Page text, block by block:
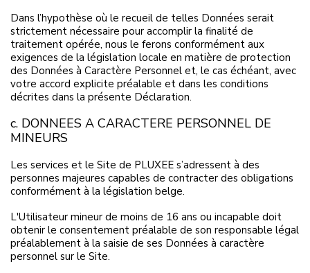
Dans l’hypothèse où le recueil de telles Données serait
strictement nécessaire pour accomplir la finalité de
traitement opérée, nous le ferons conformément aux
exigences de la législation locale en matière de protection
des Données à Caractère Personnel et, le cas échéant, avec
votre accord explicite préalable et dans les conditions
décrites dans la présente Déclaration.
c. DONNEES A CARACTERE PERSONNEL DE
MINEURS
Les services et le Site de PLUXEE s’adressent à des
personnes majeures capables de contracter des obligations
conformément à la législation belge.
L'Utilisateur mineur de moins de 16 ans ou incapable doit
obtenir le consentement préalable de son responsable légal
préalablement à la saisie de ses Données à caractère
personnel sur le Site.